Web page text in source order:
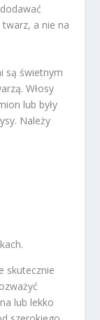
a nie na
są świetnym
Włosy
lub były
Należy
skutecznie
lub lekko